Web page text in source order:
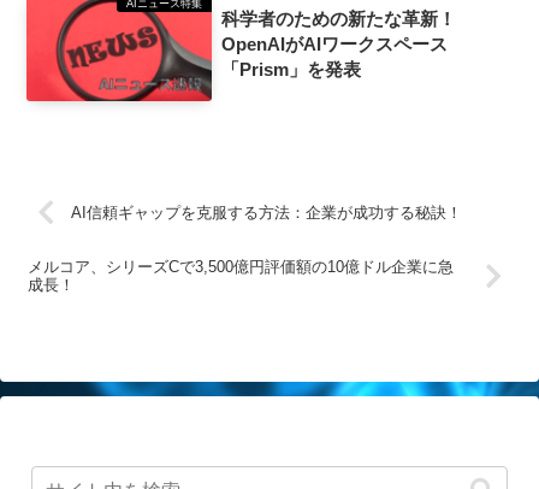
AIニュース特集
科学者のための新たな革新！
OpenAIがAIワークスペース
「Prism」を発表
AI信頼ギャップを克服する方法：企業が成功する秘訣！
メルコア、シリーズCで3,500億円評価額の10億ドル企業に急
成長！